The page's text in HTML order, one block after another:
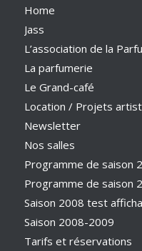
Home
Jass
L’association de la
La parfumerie
Le Grand-café
Location / Projets
Newsletter
Nos salles
Programme de saison
Programme de saison
Saison 2008 test
Saison 2008-2009
Tarifs et réservations